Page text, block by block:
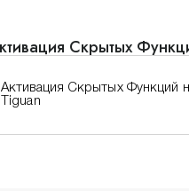
Активация Скрытых Функций
Tiguan